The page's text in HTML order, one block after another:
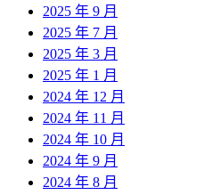
2025 年 9 月
2025 年 7 月
2025 年 3 月
2025 年 1 月
2024 年 12 月
2024 年 11 月
2024 年 10 月
2024 年 9 月
2024 年 8 月